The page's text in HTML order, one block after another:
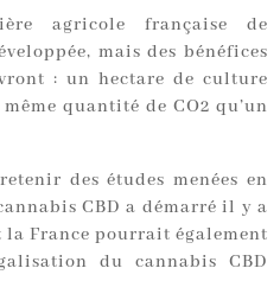
agricole française de
mais des bénéfices
: un hectare de culture
quantité de CO2 qu’un
des études menées en
CBD a démarré il y a
France pourrait également
du cannabis CBD